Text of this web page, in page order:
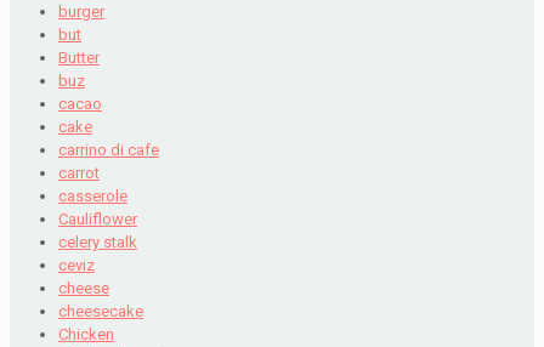
burger
but
Butter
buz
cacao
cake
carrino di cafe
carrot
casserole
Cauliflower
celery stalk
ceviz
cheese
cheesecake
Chicken